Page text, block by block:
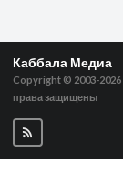
Каббала Медиа
Copyright © 2003-2026
права защищены